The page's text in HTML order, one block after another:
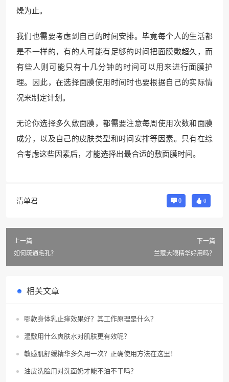
燥为止。
我们也需要考虑到自己的时间安排。毕竟每个人的生活都
是不一样的，有的人可能有足够的时间把面膜敷超久，而
有些人则可能只有十几分钟的时间可以用来进行面膜护
理。因此，在选择面膜使用时间时也要根据自己的实际情
况来制定计划。
无论你选择多久敷面膜，都需要注意每周使用次数和面膜
成分，以及自己的皮肤类型和时间安排等因素。只有在综
合考虑这些因素后，才能选择出最合适的敷面膜时间。
清单君 0 0
上一篇
如何疏通毛孔？
下一篇
兰蔻大眼精华好用吗？
相关文章
哪款身体乳止痒效果好？其工作原理是什么？
湿敷用什么爽肤水对肌肤更有效呢？
敏感肌舒缓精华多久用一次？正确使用方法在这里！
油皮洗脸用对洗面奶才能不油不干吗？